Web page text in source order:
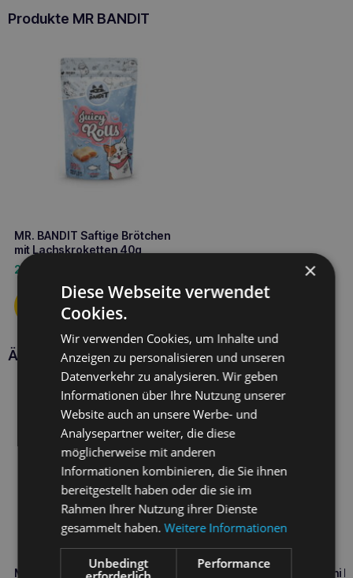
Produkte MR BANDIT
MR. BANDIT Saftige Brötchen
mit Lachskroketten 40g
2,70
Ähnliche Produkte
Mr. Bandit Crunchy Pockets mit
MR. BANDIT Naturals Mini
×
Diese Webseite verwendet
Cookies.
Wir verwenden Cookies, um Inhalte und
Anzeigen zu personalisieren und unseren
Datenverkehr zu analysieren. Wir geben
Informationen über Ihre Nutzung unserer
Website auch an unsere Werbe- und
Analysepartner weiter, die diese
möglicherweise mit anderen
Informationen kombinieren, die Sie ihnen
bereitgestellt haben oder die sie im
Rahmen Ihrer Nutzung ihrer Dienste
gesammelt haben.Weitere Informationen
Unbedingt
Performance